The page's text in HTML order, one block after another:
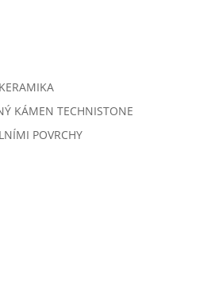
KÁMEN TECHNISTONE
POVRCHY